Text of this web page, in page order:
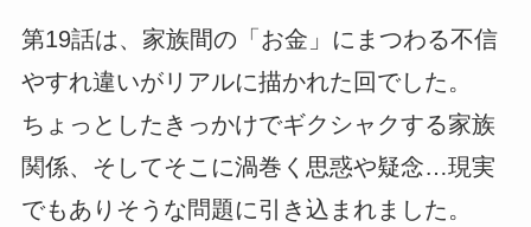
第19話は、家族間の「お金」にまつわる不信
やすれ違いがリアルに描かれた回でした。
ちょっとしたきっかけでギクシャクする家族
関係、そしてそこに渦巻く思惑や疑念…現実
でもありそうな問題に引き込まれました。